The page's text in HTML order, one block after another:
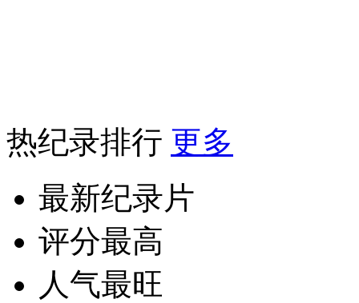
热纪录排行 更多
最新纪录片
评分最高
人气最旺